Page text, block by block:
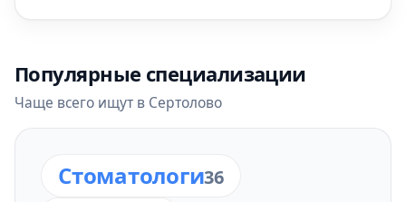
Популярные специализации
Чаще всего ищут в Сертолово
Стоматологи36